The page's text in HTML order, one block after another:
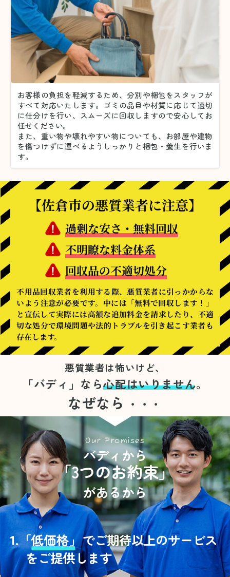
お客様の負担を軽減するため、分別や梱包をスタッフが
すべて対応いたします。 ゴミの品目や材質に応じて適切
に仕分けを行い、スムーズに回収しますので安心してお
任せください。
また、重い物や壊れやすい物についても、お部屋や建物
を傷つけずに運べるようしっかりと梱包・養生を行いま
す。
【佐倉市の悪質業者に注意】
過剰な安さ・無料回収
不明瞭な料金体系
回収品の不適切処分
不用品回収業者を利用する際、悪質業者に引っかからな
いよう注意が必要です。中には「無料で回収します！」
と宣伝して実際には高額な追加料金を請求したり、不適
切な処分で環境問題や法的トラブルを引き起こす業者も
存在します。
悪質業者は怖いけど、
「バディ」なら心配はいりません。
なぜなら ・・・
Our Promises
バディから
「3つのお約束」
があるから
1.「低価格」でご期待以上のサービス
をご提供します